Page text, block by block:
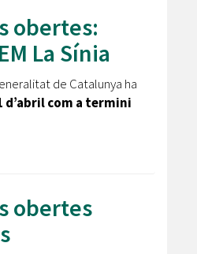
obertes:
La Sínia
de Catalunya ha
d’abril com a termini
obertes